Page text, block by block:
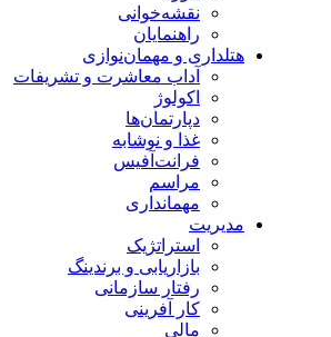
نقشه‌خوانی
راهنمایان
هتلداری و مهمان‌نوازی
آداب معاشرت و تشریفات
اکولوژ
دپارتمان‌ها
غذا و نوشابه
فرانت‌آفیس
مراسم
مهمانداری
مدیریت
استراتژیک
بازاریابی و برندینگ
رفتار سازمانی
کار آفرینی
مالی